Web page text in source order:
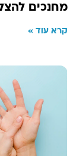
מחנכים
קרא עוד »